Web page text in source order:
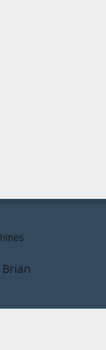
Brian